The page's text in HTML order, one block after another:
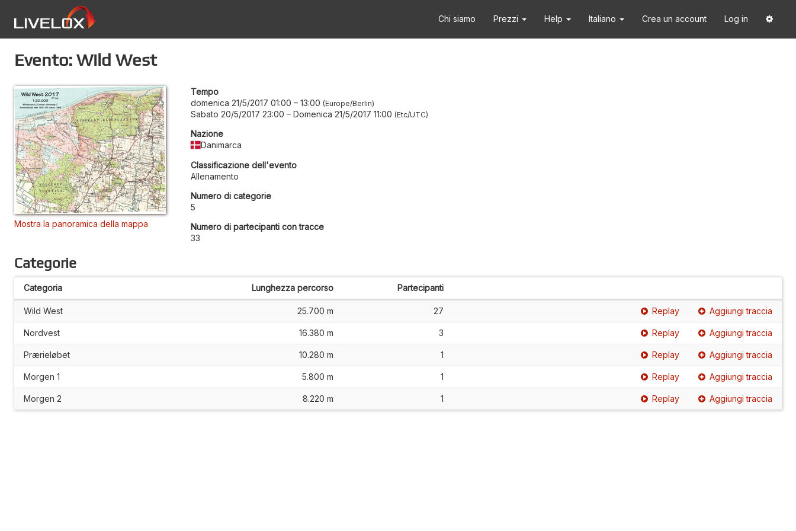
Chi siamo Prezzi Help Italiano Crea un account Log in
Evento: Wild West
Mostra la panoramica della mappa
Tempo
domenica 21/5/2017 01:00 – 13:00 Europe/Berlin
Sabato 20/5/2017 23:00 – Domenica 21/5/2017 11:00 Etc/UTC
Nazione
Danimarca
Classificazione dell'evento
Allenamento
Numero di categorie
5
Numero di partecipanti con tracce
33
Categorie
Categoria Lunghezza percorso Partecipanti
Wild West 25.700 m 27 Replay Aggiungi traccia
Nordvest 16.380 m 3 Replay Aggiungi traccia
Prærieløbet 10.280 m 1 Replay Aggiungi traccia
Morgen 1 5.800 m 1 Replay Aggiungi traccia
Morgen 2 8.220 m 1 Replay Aggiungi traccia